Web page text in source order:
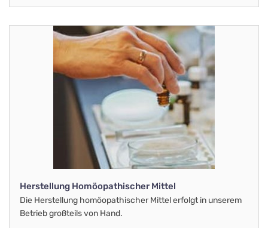
Herstellung Homöopathischer Mittel
Die Herstellung homöopathischer Mittel erfolgt in unserem
Betrieb großteils von Hand.